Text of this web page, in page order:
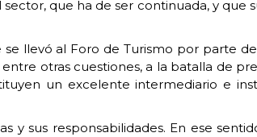
que ha de ser continuada, y que
llevó al Foro de Turismo por parte de
otras cuestiones, a la batalla de
un excelente intermediario e
y sus responsabilidades. En ese